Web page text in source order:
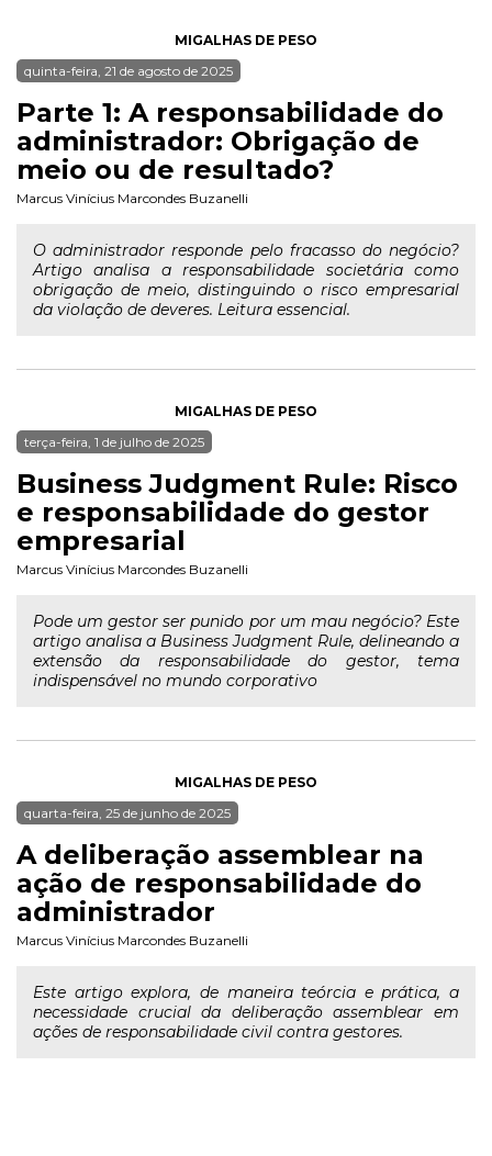
MIGALHAS DE PESO
quinta-feira, 21 de agosto de 2025
Parte 1: A responsabilidade do
administrador: Obrigação de
meio ou de resultado?
Marcus Vinícius Marcondes Buzanelli
O administrador responde pelo fracasso do negócio?
Artigo analisa a responsabilidade societária como
obrigação de meio, distinguindo o risco empresarial
da violação de deveres. Leitura essencial.
MIGALHAS DE PESO
terça-feira, 1 de julho de 2025
Business Judgment Rule: Risco
e responsabilidade do gestor
empresarial
Marcus Vinícius Marcondes Buzanelli
Pode um gestor ser punido por um mau negócio? Este
artigo analisa a Business Judgment Rule, delineando a
extensão da responsabilidade do gestor, tema
indispensável no mundo corporativo
MIGALHAS DE PESO
quarta-feira, 25 de junho de 2025
A deliberação assemblear na
ação de responsabilidade do
administrador
Marcus Vinícius Marcondes Buzanelli
Este artigo explora, de maneira teórcia e prática, a
necessidade crucial da deliberação assemblear em
ações de responsabilidade civil contra gestores.